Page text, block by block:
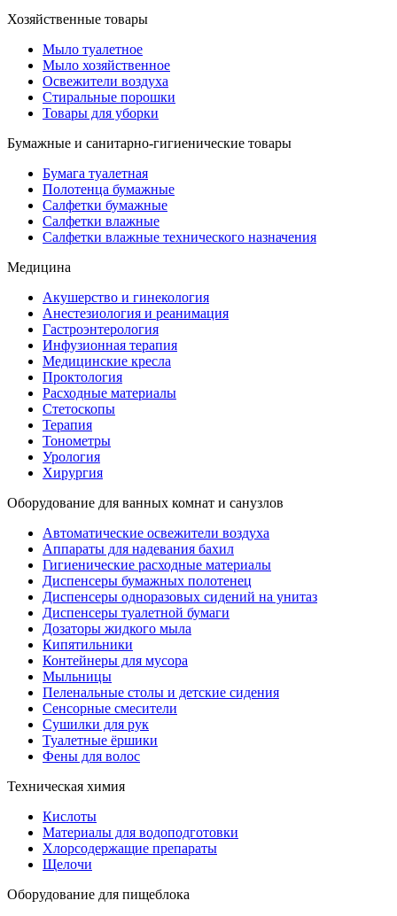
Хозяйственные товары
Мыло туалетное
Мыло хозяйственное
Освежители воздуха
Стиральные порошки
Товары для уборки
Бумажные и санитарно-гигиенические товары
Бумага туалетная
Полотенца бумажные
Салфетки бумажные
Салфетки влажные
Салфетки влажные технического назначения
Медицина
Акушерство и гинекология
Анестезиология и реанимация
Гастроэнтерология
Инфузионная терапия
Медицинские кресла
Проктология
Расходные материалы
Стетоскопы
Терапия
Тонометры
Урология
Хирургия
Оборудование для ванных комнат и санузлов
Автоматические освежители воздуха
Аппараты для надевания бахил
Гигиенические расходные материалы
Диспенсеры бумажных полотенец
Диспенсеры одноразовых сидений на унитаз
Диспенсеры туалетной бумаги
Дозаторы жидкого мыла
Кипятильники
Контейнеры для мусора
Мыльницы
Пеленальные столы и детские сидения
Сенсорные смесители
Сушилки для рук
Туалетные ёршики
Фены для волос
Техническая химия
Кислоты
Материалы для водоподготовки
Хлорсодержащие препараты
Щелочи
Оборудование для пищеблока